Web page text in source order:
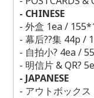
- CHINESE
- 外盒 1ea /
- 幕后??集44p /
- 自拍小? 4ea /
- 明信片& QR?
- JAPANESE
- アウトボックス